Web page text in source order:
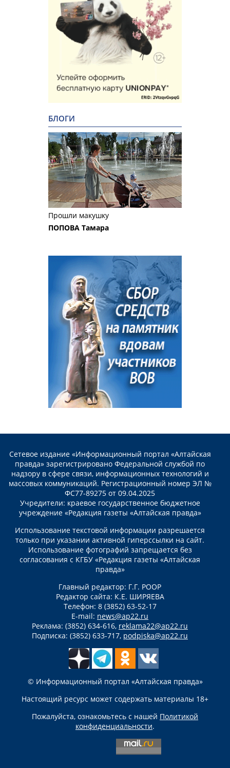
БЛОГИ
Прошли макушку
ПОПОВА Тамара
Сетевое издание «Информационный портал «Алтайская
правда» зарегистрировано Федеральной службой по
надзору в сфере связи, информационных технологий и
массовых коммуникаций. Регистрационный номер ЭЛ №
ФС77-89275 от 09.04.2025
Учредители: краевое государственное бюджетное
учреждение «Редакция газеты «Алтайская правда»
Использование текстовой информации разрешается
только при указании активной гиперссылки на сайт.
Использование фотографий запрещается без
согласования с КГБУ «Редакция газеты «Алтайская
правда»
Главный редактор: Г.Г. РООР
Редактор сайта: К.Е. ШИРЯЕВА
Телефон: 8 (3852) 63-52-17
E-mail: news@ap22.ru
Реклама: (3852) 634-616, reklama22@ap22.ru
Подписка: (3852) 633-717, podpiska@ap22.ru
© Информационный портал «Алтайская правда»
Настоящий ресурс может содержать материалы 18+
Пожалуйста, ознакомьтесь с нашей Политикой
конфиденциальности.